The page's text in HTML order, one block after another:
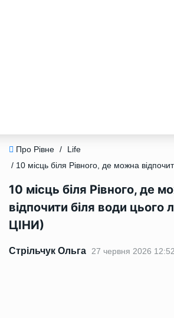
Про Рівне /
Life
10 місць біля Рівного, де
відпочити біля води цього
ЦІНИ)
Стрільчук Ольга 27 червня 2026 12:52